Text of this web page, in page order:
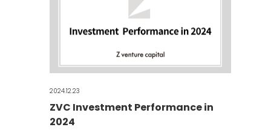
2024.12.23
ZVC Investment Performance in
2024